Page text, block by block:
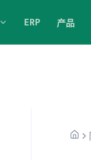
ERP 产品